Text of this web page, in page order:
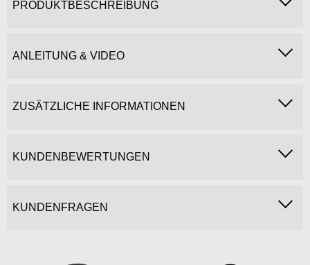
PRODUKTBESCHREIBUNG
ANLEITUNG & VIDEO
ZUSÄTZLICHE INFORMATIONEN
KUNDENBEWERTUNGEN
KUNDENFRAGEN